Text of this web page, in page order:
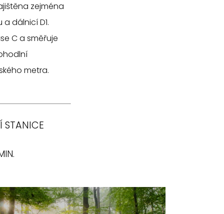
zejména
dálnicí D1.
C a směřuje
metra.
STANICE